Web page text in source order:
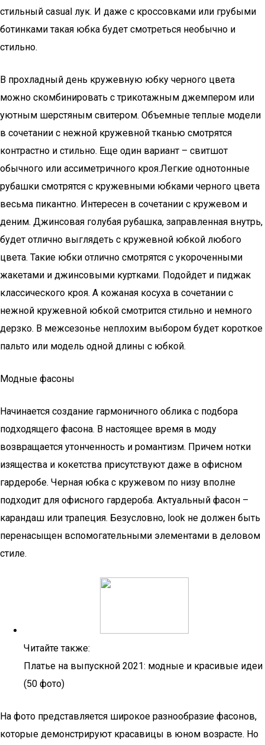
стильный casual лук. И даже с кроссовками или грубыми
ботинками такая юбка будет смотреться необычно и
стильно.
В прохладный день кружевную юбку черного цвета
можно скомбинировать с трикотажным джемпером или
уютным шерстяным свитером. Объемные теплые модели
в сочетании с нежной кружевной тканью смотрятся
контрастно и стильно. Еще один вариант – свитшот
обычного или ассиметричного кроя.Легкие однотонные
рубашки смотрятся с кружевными юбками черного цвета
весьма пикантно. Интересен в сочетании с кружевом и
деним. Джинсовая голубая рубашка, заправленная внутрь,
будет отлично выглядеть с кружевной юбкой любого
цвета. Такие юбки отлично смотрятся с укороченными
жакетами и джинсовыми куртками. Подойдет и пиджак
классического кроя. А кожаная косуха в сочетании с
нежной кружевной юбкой смотрится стильно и немного
дерзко. В межсезонье неплохим выбором будет короткое
пальто или модель одной длины с юбкой.
Модные фасоны
Начинается создание гармоничного облика с подбора
подходящего фасона. В настоящее время в моду
возвращается утонченность и романтизм. Причем нотки
изящества и кокетства присутствуют даже в офисном
гардеробе. Черная юбка с кружевом по низу вполне
подходит для офисного гардероба. Актуальный фасон –
карандаш или трапеция. Безусловно, look не должен быть
перенасыщен вспомогательными элементами в деловом
стиле.
Читайте также:
Платье на выпускной 2021: модные и красивые идеи
(50 фото)
На фото представляется широкое разнообразие фасонов,
которые демонстрируют красавицы в юном возрасте. Но